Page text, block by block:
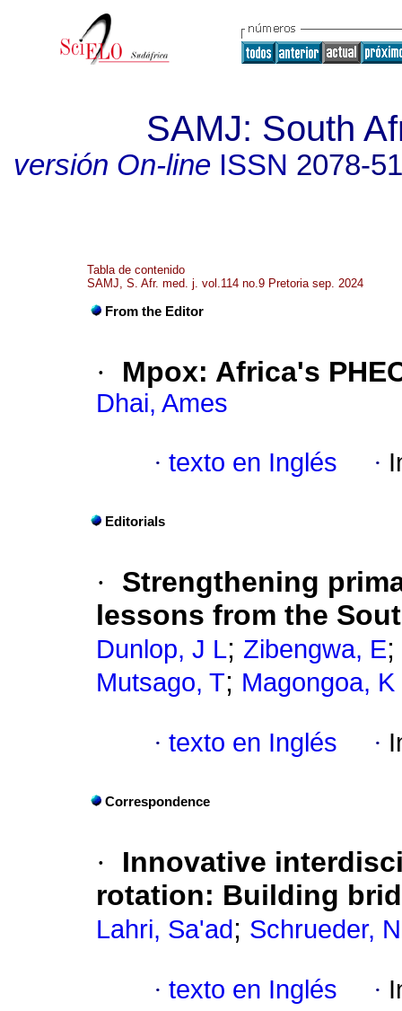
SAMJ: South
versión On-lineISSN 2078-
Tabla de contenido
SAMJ, S. Afr. med. j. vol.114 no.9 Pretoria sep. 2024
From the Editor
· Mpox: Africa's
Dhai, Ames
· texto en Inglés ·
Editorials
·
Strengthening
lessons from the
Dunlop, J L; Zibengwa, E;
Mutsago, T; Magongoa, K
· texto en Inglés ·
Correspondence
·
Innovative
rotation: Building
Lahri, Sa'ad ; Schrueder,
· texto en Inglés ·